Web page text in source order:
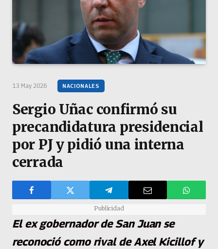
13 May 2026 NACIONALES
Sergio Uñac confirmó su
precandidatura presidencial
por PJ y pidió una interna
cerrada
Publicidad
El ex gobernador de San Juan se
reconoció como rival de Axel Kicillof y